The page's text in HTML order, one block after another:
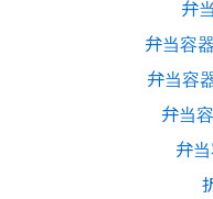
弁
弁当容
弁当容
弁当
弁当